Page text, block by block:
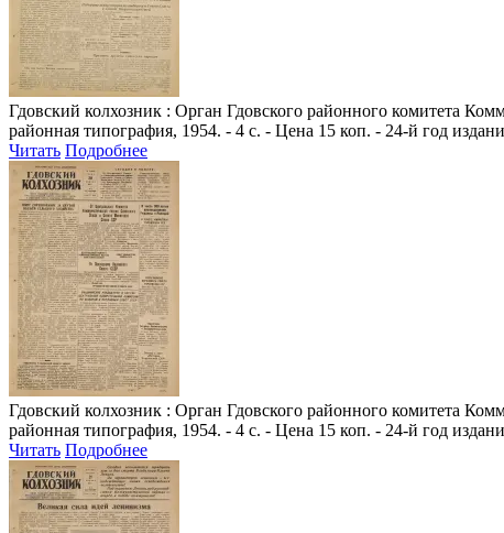
Гдовский колхозник : Орган Гдовского районного комитета
районная типография, 1954. - 4 с. - Цена 15 коп. - 24-й год
Читать Подробнее
Гдовский колхозник : Орган Гдовского районного комитета
районная типография, 1954. - 4 с. - Цена 15 коп. - 24-й год
Читать Подробнее